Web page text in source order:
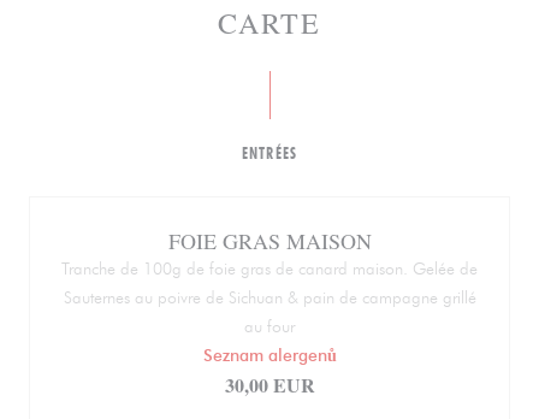
CARTE
ENTRÉES
FOIE GRAS MAISON
Tranche de 100g de foie gras de canard maison. Gelée de
Sauternes au poivre de Sichuan & pain de campagne grillé
au four
Seznam alergenů
30,00 EUR